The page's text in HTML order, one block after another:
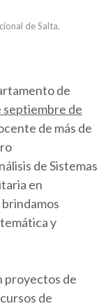
de Salta.
de
septiembre de
de más de
de Sistemas
en
y
proyectos de
de